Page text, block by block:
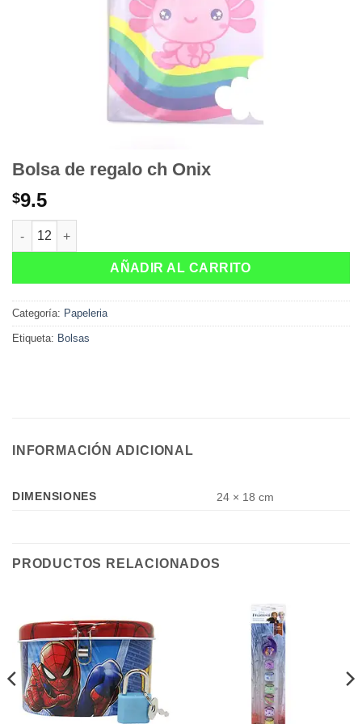
Bolsa de regalo ch Onix
$9.5
Bolsa de regalo ch Onix cantidad
AÑADIR AL CARRITO
Categoría: Papeleria
Etiqueta: Bolsas
INFORMACIÓN ADICIONAL
DIMENSIONES 24 × 18 cm
PRODUCTOS RELACIONADOS